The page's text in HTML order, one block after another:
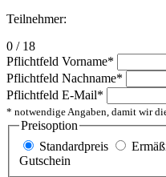
Teilnehmer:
0 / 18
Pflichtfeld Vorname*
Pflichtfeld Nachname*
Pflichtfeld E-Mail*
* notwendige Angaben, damit wir
Preisoption
Standardpreis
Gutschein